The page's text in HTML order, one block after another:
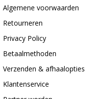
Algemene voorwaarden
Retourneren
Privacy Policy
Betaalmethoden
Verzenden & afhaalopties
Klantenservice